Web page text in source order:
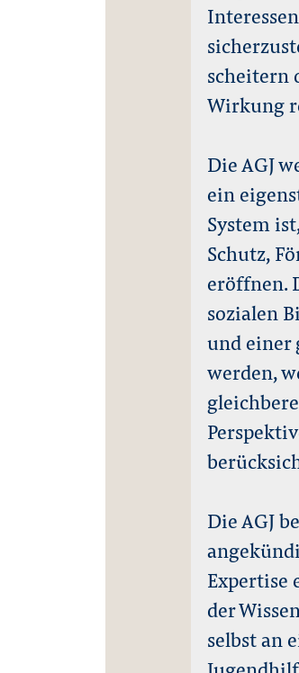
scheitern
Wirkung
Die AGJ
ein
System
Schutz,
eröffnen.
sozialen
und
werden,
Die AGJ
Expertise
der
selbst an